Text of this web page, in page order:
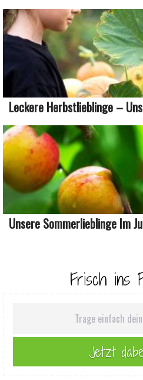
Leckere Herbstlieblinge –
Unsere Sommerlieblinge Im
Frisch ins